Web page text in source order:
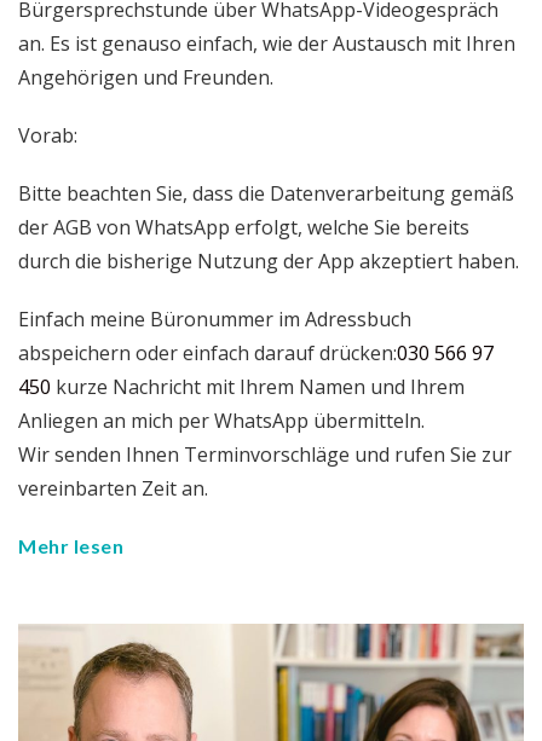
Bürgersprechstunde über WhatsApp-Videogespräch
an. Es ist genauso einfach, wie der Austausch mit Ihren
Angehörigen und Freunden.
Vorab:
Bitte beachten Sie, dass die Datenverarbeitung gemäß
der AGB von WhatsApp erfolgt, welche Sie bereits
durch die bisherige Nutzung der App akzeptiert haben.
Einfach meine Büronummer im Adressbuch
abspeichern oder einfach darauf drücken:030 566 97
450 kurze Nachricht mit Ihrem Namen und Ihrem
Anliegen an mich per WhatsApp übermitteln.
Wir senden Ihnen Terminvorschläge und rufen Sie zur
vereinbarten Zeit an.
Mehr lesen